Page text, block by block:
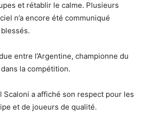
et rétablir le calme. Plusieurs
n’a encore été communiqué
entre l’Argentine, championne du
la compétition.
a affiché son respect pour les
et de joueurs de qualité.